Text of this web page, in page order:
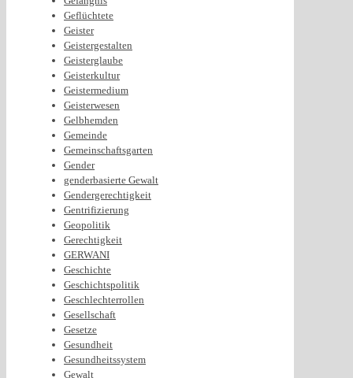
Geflüchtete
Geister
Geistergestalten
Geisterglaube
Geisterkultur
Geistermedium
Geisterwesen
Gelbhemden
Gemeinde
Gemeinschaftsgarten
Gender
genderbasierte Gewalt
Gendergerechtigkeit
Gentrifizierung
Geopolitik
Gerechtigkeit
GERWANI
Geschichte
Geschichtspolitik
Geschlechterrollen
Gesellschaft
Gesetze
Gesundheit
Gesundheitssystem
Gewalt